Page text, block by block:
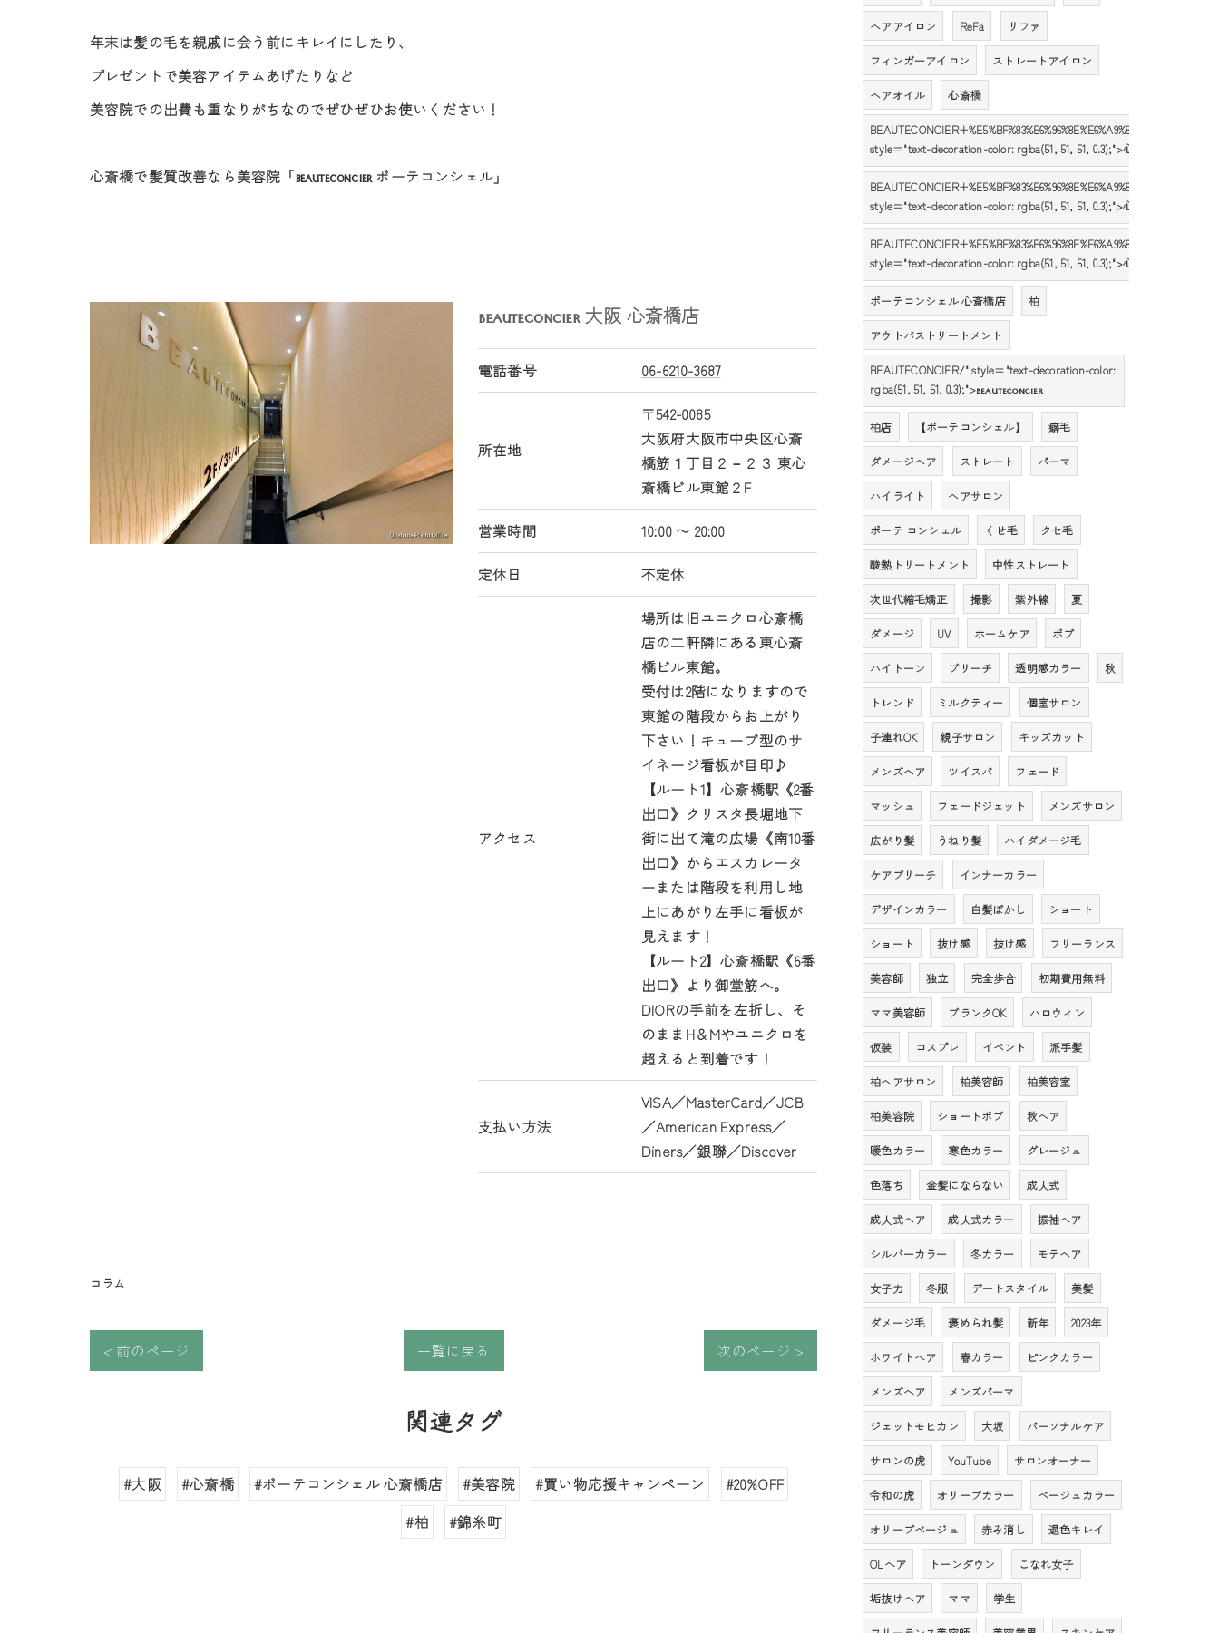
年末は髪の毛を親戚に会う前にキレイにしたり、
プレゼントで美容アイテムあげたりなど
美容院での出費も重なりがちなのでぜひぜひお使いください！
心斎橋で髪質改善なら美容院「BEAUTECONCIER ボーテコンシェル」
BEAUTECONCIER大阪 心斎橋店
電話番号 06-6210-3687
所在地
〒542-0085
大阪府大阪市中央区心斎
橋筋１丁目２－２３ 東心
斎橋ビル東館２F
営業時間 10:00 〜 20:00
定休日 不定休
アクセス
場所は旧ユニクロ心斎橋
店の二軒隣にある東心斎
橋ビル東館。
受付は2階になりますので
東館の階段からお上がり
下さい！キューブ型のサ
イネージ看板が目印♪
【ルート1】心斎橋駅《2番
出口》クリスタ長堀地下
街に出て滝の広場《南10番
出口》からエスカレータ
ーまたは階段を利用し地
上にあがり左手に看板が
見えます！
【ルート2】心斎橋駅《6番
出口》より御堂筋へ。
DIORの手前を左折し、そ
のままH＆Mやユニクロを
超えると到着です！
支払い方法
VISA／MasterCard／JCB
／American Express／
Diners／銀聯／Discover
コラム
< 前のページ 一覧に戻る 次のページ >
関連タグ
#大阪 #心斎橋 #ボーテコンシェル 心斎橋店 #美容院 #買い物応援キャンペーン
#20%OFF
#柏
#錦糸町
ヘアアイロン ReFa リファ
フィンガーアイロン ストレートアイロン
ヘアオイル 心斎橋
style="text-decoration-color: rgba(51, 51, 51, 0.3);">心斎橋の髪質改善･
style="text-decoration-color: rgba(51, 51, 51, 0.3);">心斎橋の髪質改善･
style="text-decoration-color: rgba(51, 51, 51, 0.3);">心斎橋の髪質改善･
ボーテコンシェル 心斎橋店 柏
アウトバストリートメント
BEAUTECONCIER/" style="text-decoration-color:
rgba(51, 51, 51, 0.3);">BEAUTECONCIER
柏店 【ボーテコンシェル】 癖毛
ダメージヘア ストレート パーマ
ハイライト ヘアサロン
ボーテ コンシェル くせ毛 クセ毛
酸熱トリートメント 中性ストレート
次世代縮毛矯正 撮影 紫外線 夏
ダメージ UV ホームケア ボブ
ハイトーン ブリーチ 透明感カラー 秋
トレンド ミルクティー 個室サロン
子連れOK 親子サロン キッズカット
メンズヘア ツイスパ フェード
マッシュ フェードジェット メンズサロン
広がり髪 うねり髪 ハイダメージ毛
ケアブリーチ インナーカラー
デザインカラー 白髪ぼかし ショート
ショート 抜け感 抜け感 フリーランス
美容師 独立 完全歩合 初期費用無料
ママ美容師 ブランクOK ハロウィン
仮装 コスプレ イベント 派手髪
柏ヘアサロン 柏美容師 柏美容室
柏美容院 ショートボブ 秋へア
暖色カラー 寒色カラー グレージュ
色落ち 金髪にならない 成人式
成人式ヘア 成人式カラー 振袖ヘア
シルバーカラー 冬カラー モテヘア
女子力 冬服 デートスタイル 美髪
ダメージ毛 褒められ髪 新年 2023年
ホワイトヘア 春カラー ピンクカラー
メンズへア メンズパーマ
ジェットモヒカン 大坂 パーソナルケア
サロンの虎 YouTube サロンオーナー
令和の虎 オリーブカラー ベージュカラー
オリーブベージュ 赤み消し 退色キレイ
OLへア トーンダウン こなれ女子
垢抜けヘア ママ 学生